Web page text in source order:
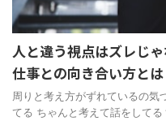
人と違う視点はズレじ
仕事との向き合い方とは
周りと考え方がずれているの気
てる ちゃんと考えて話をして